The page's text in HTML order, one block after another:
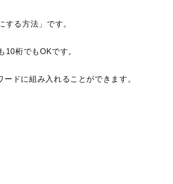
する方法」です。
10桁でもOKです。
ドに組み入れることができます。